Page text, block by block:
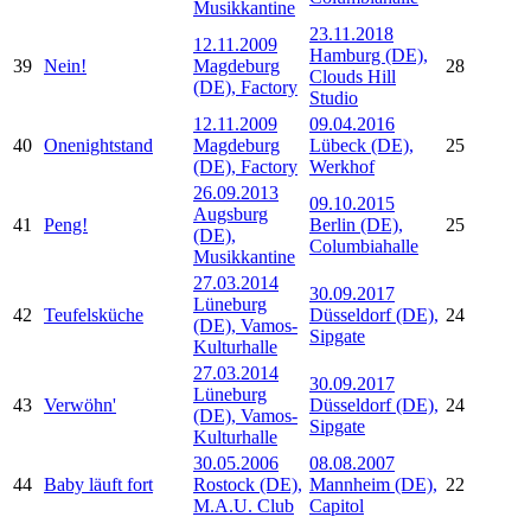
Musikkantine
39 Nein!
12.11.2009
Magdeburg
(DE), Factory
23.11.2018
Hamburg (DE),
Clouds Hill
Studio
28
40 Onenightstand
12.11.2009
Magdeburg
(DE), Factory
09.04.2016
Lübeck (DE),
Werkhof
25
41 Peng!
26.09.2013
Augsburg
(DE),
Musikkantine
09.10.2015
Berlin (DE),
Columbiahalle
25
42 Teufelsküche
27.03.2014
Lüneburg
(DE), Vamos-
Kulturhalle
30.09.2017
Düsseldorf (DE),
Sipgate
24
43 Verwöhn'
27.03.2014
Lüneburg
(DE), Vamos-
Kulturhalle
30.09.2017
Düsseldorf (DE),
Sipgate
24
44 Baby läuft fort
30.05.2006
Rostock (DE),
M.A.U. Club
08.08.2007
Mannheim (DE),
Capitol
22